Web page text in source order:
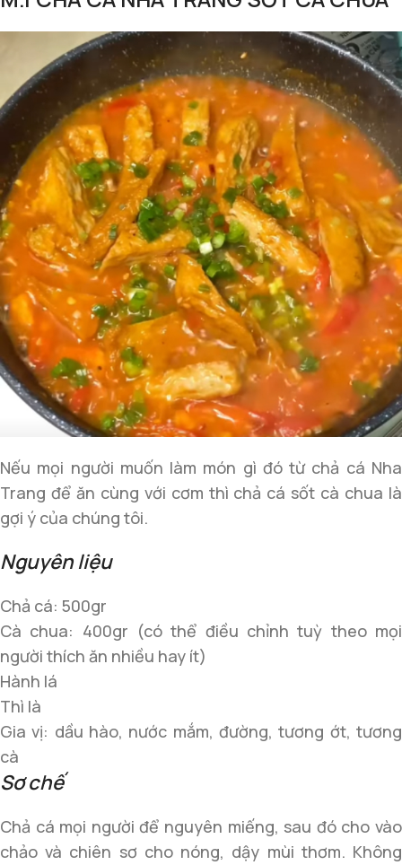
Nếu mọi người muốn làm món gì đó từ chả cá Nha
Trang để ăn cùng với cơm thì chả cá sốt cà chua là
gợi ý của chúng tôi.
Nguyên liệu
Chả cá: 500gr
Cà chua: 400gr (có thể điều chỉnh tuỳ theo mọi
người thích ăn nhiều hay ít)
Hành lá
Thì là
Gia vị: dầu hào, nước mắm, đường, tương ớt, tương
cà
Sơ chế
Chả cá mọi người để nguyên miếng, sau đó cho vào
chảo và chiên sơ cho nóng, dậy mùi thơm. Không